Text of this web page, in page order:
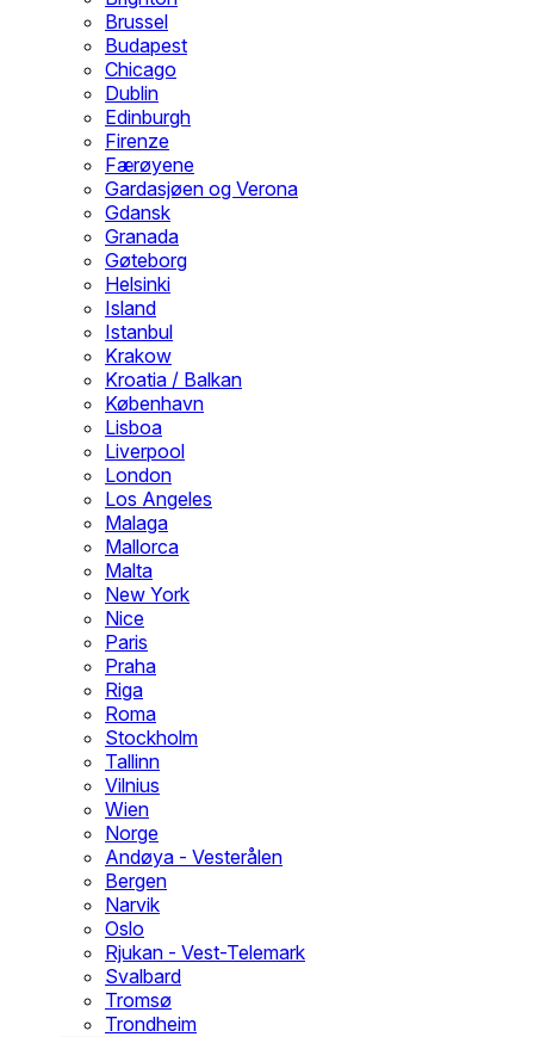
Brussel
Budapest
Chicago
Dublin
Edinburgh
Firenze
Færøyene
Gardasjøen og Verona
Gdansk
Granada
Gøteborg
Helsinki
Island
Istanbul
Krakow
Kroatia / Balkan
København
Lisboa
Liverpool
London
Los Angeles
Malaga
Mallorca
Malta
New York
Nice
Paris
Praha
Riga
Roma
Stockholm
Tallinn
Vilnius
Wien
Norge
Andøya - Vesterålen
Bergen
Narvik
Oslo
Rjukan - Vest-Telemark
Svalbard
Tromsø
Trondheim